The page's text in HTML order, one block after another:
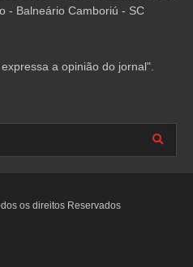
- Balneário Camboriú - SC
a opinião do jornal".
os direitos Reservados